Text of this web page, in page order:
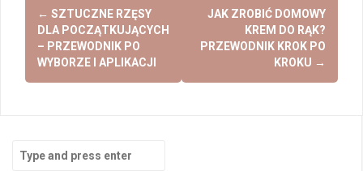
navigation
← SZTUCZNE RZĘSY
DLA POCZĄTKUJĄCYCH
– PRZEWODNIK PO
WYBORZE I APLIKACJI
JAK ZROBIĆ DOMOWY
KREM DO RĄK?
PRZEWODNIK KROK PO
KROKU →
for: